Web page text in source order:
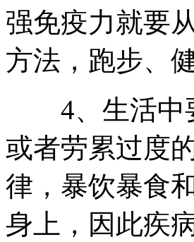
强免疫力就要
方法，跑步、
4、生活中要
或者劳累过度
律，暴饮暴食
身上，因此疾